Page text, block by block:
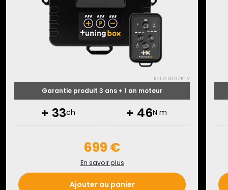
Ref: O.5097.B.1.V
Garantie produit 3 ans + 1 an moteur
+ 33ch + 46N m
699 €
En savoir plus
Ajouter au panier